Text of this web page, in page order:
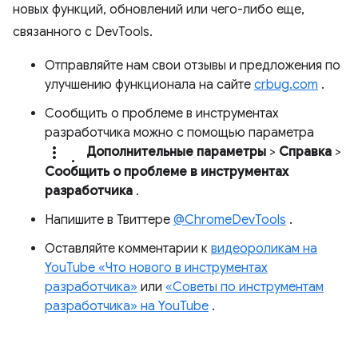
новых функций, обновлений или чего-либо еще,
связанного с DevTools.
Отправляйте нам свои отзывы и предложения по
улучшению функционала на сайте crbug.com .
Сообщить о проблеме в инструментах
разработчика можно с помощью параметра
more_vert. Дополнительные параметры > Справка >
Сообщить о проблеме в инструментах
разработчика .
Напишите в Твиттере @ChromeDevTools .
Оставляйте комментарии к видеороликам на
YouTube «Что нового в инструментах
разработчика» или «Советы по инструментам
разработчика» на YouTube .